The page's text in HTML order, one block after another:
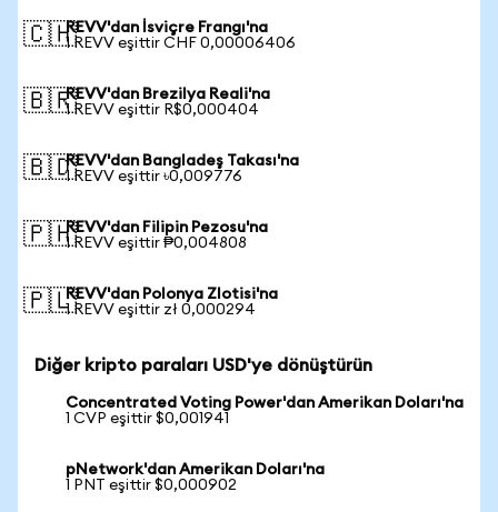
🇨🇭REVV'dan İsviçre Frangı'na
1 REVV eşittir CHF 0,00006406
🇧🇷REVV'dan Brezilya Reali'na
1 REVV eşittir R$0,000404
🇧🇩REVV'dan Bangladeş Takası'na
1 REVV eşittir ৳0,009776
🇵🇭REVV'dan Filipin Pezosu'na
1 REVV eşittir ₱0,004808
🇵🇱REVV'dan Polonya Zlotisi'na
1 REVV eşittir zł 0,000294
Diğer kripto paraları USD'ye dönüştürün
Concentrated Voting Power'dan Amerikan Doları'na
1 CVP eşittir $0,001941
pNetwork'dan Amerikan Doları'na
1 PNT eşittir $0,000902